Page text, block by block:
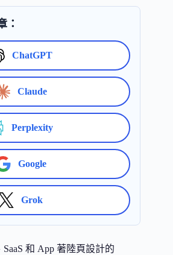
：
ChatGPT
Claude
Perplexity
Google
Grok
和 App 著陸頁設計的